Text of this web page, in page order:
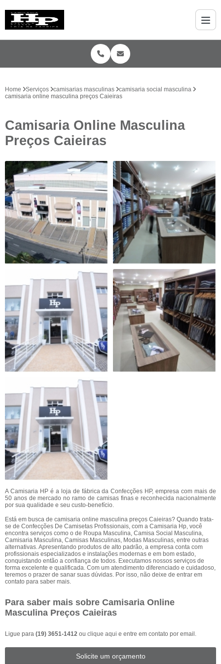
Home Serviços camisarias masculinas
camisaria social masculina
camisaria online masculina preços Caieiras
Camisaria Online Masculina
Preços Caieiras
A Camisaria HP é a loja de fábrica da Confecções HP, empresa com mais de
50 anos de mercado no ramo de camisas finas e reconhecida nacionalmente
por sua qualidade e seu custo-benefício.
Está em busca de camisaria online masculina preços Caieiras? Quando trata-
se de Confecções De Camisetas Profissionais, com a Camisaria Hp, você
encontra serviços como o de Roupa Masculina, Camisa Social Masculina,
Camisaria Masculina, Camisas Masculinas, Modas Masculinas, entre outras
alternativas. Apresentando produtos de alto padrão, a empresa conta com
profissionais especializados e instalações modernas e em bom estado,
conquistando então a confiança de todos. Executamos nossos serviços de
forma excelente e qualificada. Com um atendimento diferenciado e cuidadoso,
teremos o prazer de sanar suas dúvidas. Por isso, não deixe de entrar em
contato para saber mais.
Para saber mais sobre Camisaria Online
Masculina Preços Caieiras
Ligue para (19) 3651-1412 ou clique aqui e entre em contato por email.
Solicite um orçamento